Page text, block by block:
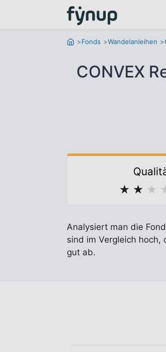
Fonds Wandelanleihen
CONVEX
★ ★ ★
Analysiert man die
sind im Vergleich
gut ab.